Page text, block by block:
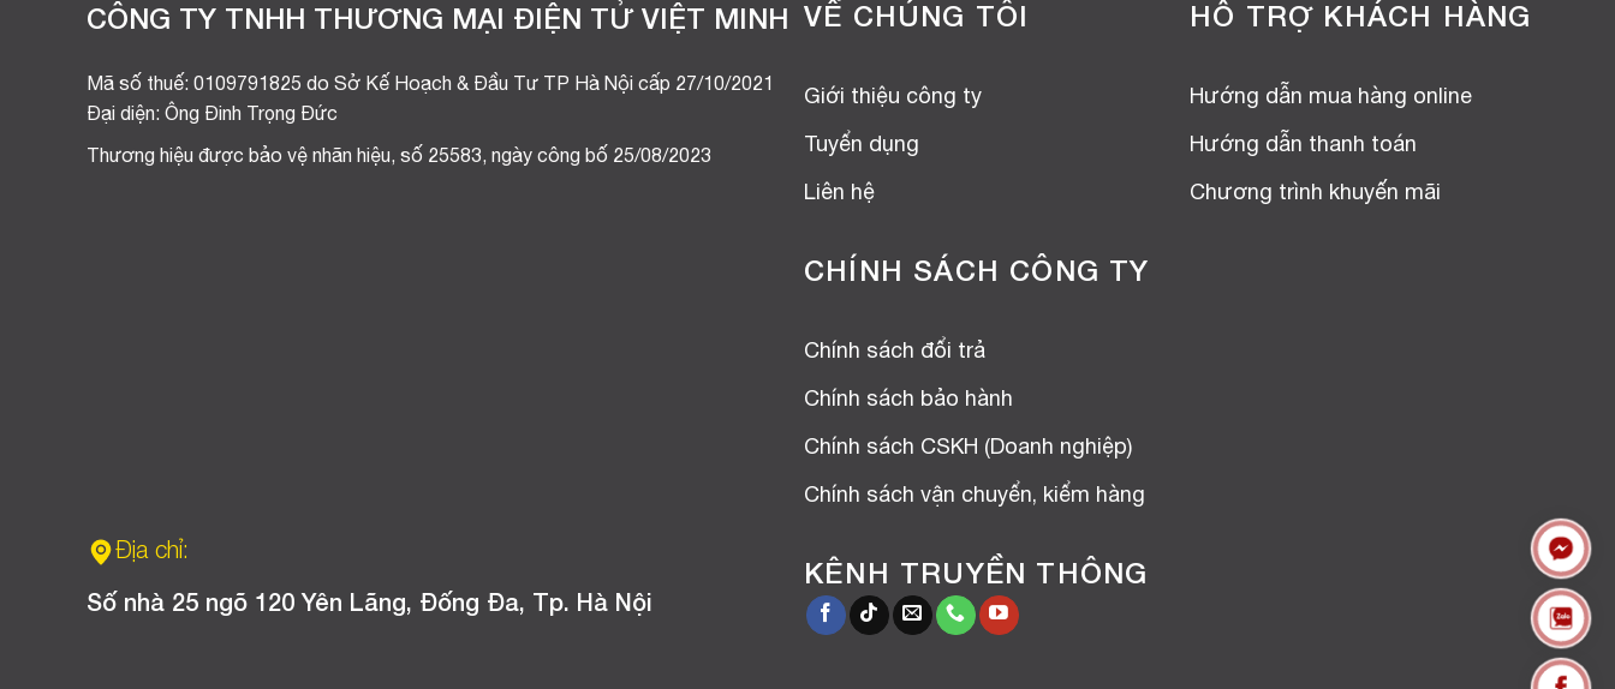
CÔNG TY TNHH THƯƠNG MẠI ĐIỆN TỬ VIỆT MINH
Mã số thuế: 0109791825 do Sở Kế Hoạch & Đầu Tư TP Hà Nội cấp 27/10/2021
Đại diện: Ông Đinh Trọng Đức
Thương hiệu được bảo vệ nhãn hiệu, số 25583, ngày công bố 25/08/2023
Địa chỉ:
Số nhà 25 ngõ 120 Yên Lãng, Đống Đa, Tp. Hà Nội
VỀ CHÚNG TÔI
Giới thiệu công ty
Tuyển dụng
Liên hệ
HỖ TRỢ KHÁCH HÀNG
Hướng dẫn mua hàng online
Hướng dẫn thanh toán
Chương trình khuyến mãi
CHÍNH SÁCH CÔNG TY
Chính sách đổi trả
Chính sách bảo hành
Chính sách CSKH (Doanh nghiệp)
Chính sách vận chuyển, kiểm hàng
KÊNH TRUYỀN THÔNG